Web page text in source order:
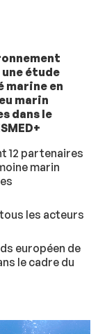
étude
en
marin
dans le
12 partenaires
marin
les acteurs
européen de
le cadre du